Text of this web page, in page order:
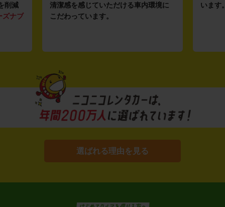
削減
ズナブ
清潔感を感じていただける車内環境に
こだわっています。
います
選ばれる理由を見る